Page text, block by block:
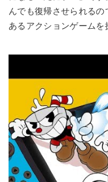
んでも復帰させられる
あるアクションゲームを